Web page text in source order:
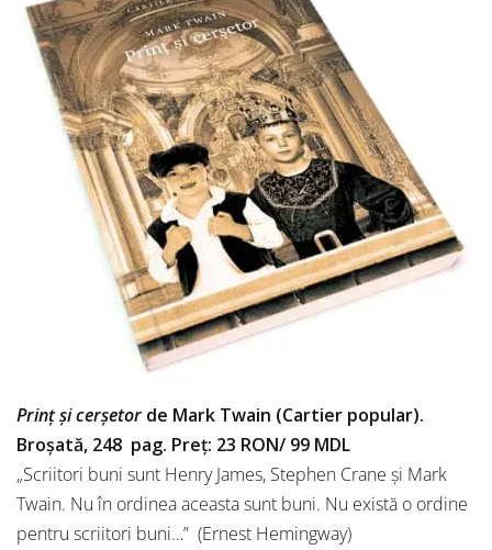
Prinț și cerșetor de Mark Twain (Cartier popular).
Broșată, 248 pag. Preț: 23 RON/ 99 MDL
„Scriitori buni sunt Henry James, Stephen Crane și Mark
Twain. Nu în ordinea aceasta sunt buni. Nu există o ordine
pentru scriitori buni…” (Ernest Hemingway)